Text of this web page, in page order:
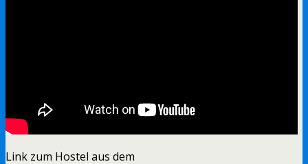
Link zum Hostel aus dem